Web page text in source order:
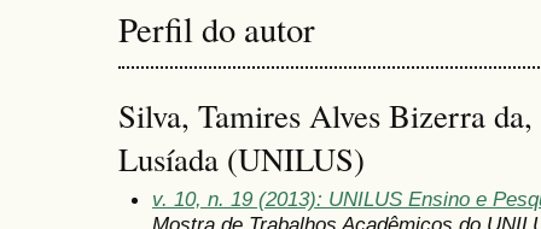
Perfil do autor
Silva, Tamires Alves Bizerra
Lusíada (UNILUS)
v. 10, n. 19 (2013): UNILUS Ensino e
Mostra de Trabalhos Acadêmicos do